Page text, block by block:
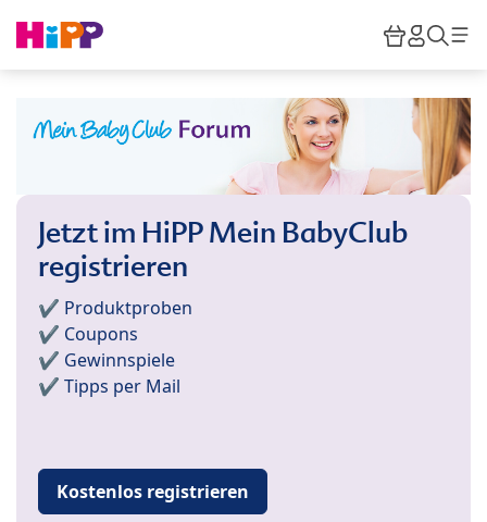
HiPP
Jetzt im HiPP Mein BabyClub
registrieren
✔️ Produktproben
✔️ Coupons
✔️ Gewinnspiele
✔️ Tipps per Mail
Kostenlos registrieren